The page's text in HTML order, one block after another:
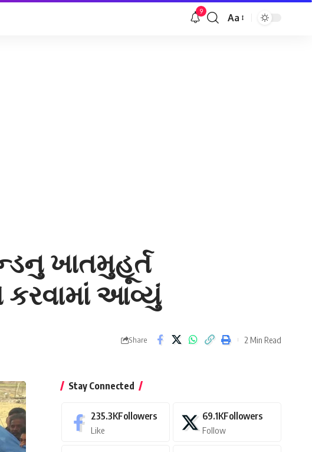
9
Font
Aa
ખાતમુહૂર્ત
કરવામાં આવ્યું
Share 2 Min Read
Stay Connected
235.3KFollowers
Like
69.1KFollowers
Follow